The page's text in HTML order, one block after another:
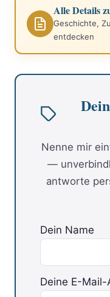
Alle Details
Geschichte,
entdecken
Nenne mir
—
antworte
Dein Name
Deine E-Mail-